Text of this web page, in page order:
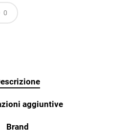
0
aggiuntive
Brand